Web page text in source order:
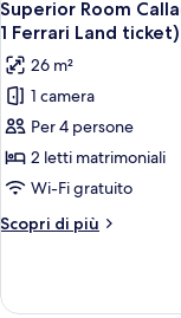
Land
+
1)
tutte
le
foto
per
Superior
Room
Callaghan,
4
adults
Aventura
Superior Room
1 Ferrari Land ticket)
26 m²
1 camera
Per 4 persone
2 letti matrimoniali
Wi-Fi gratuito
Scopri di più
Altri
Room